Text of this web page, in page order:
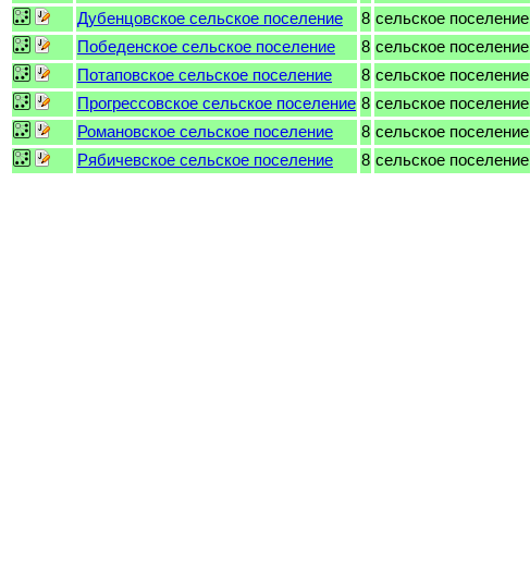
Дубенцовское сельское поселение
8 сельское поселение
Победенское сельское поселение
8 сельское поселение
Потаповское сельское поселение
8 сельское поселение
Прогрессовское сельское поселение 8 сельское поселение
Романовское сельское поселение
8 сельское поселение
Рябичевское сельское поселение
8 сельское поселение